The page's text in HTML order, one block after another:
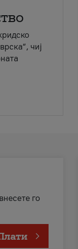
чиј
го